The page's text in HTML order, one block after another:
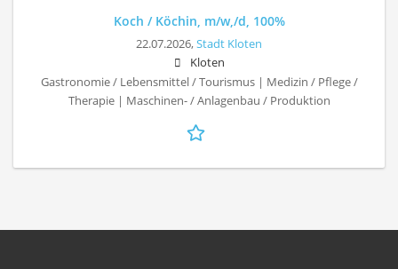
Koch / Köchin, m/w,/d, 100%
22.07.2026,Stadt Kloten
Kloten
Gastronomie / Lebensmittel / Tourismus | Medizin / Pflege /
Therapie | Maschinen- / Anlagenbau / Produktion